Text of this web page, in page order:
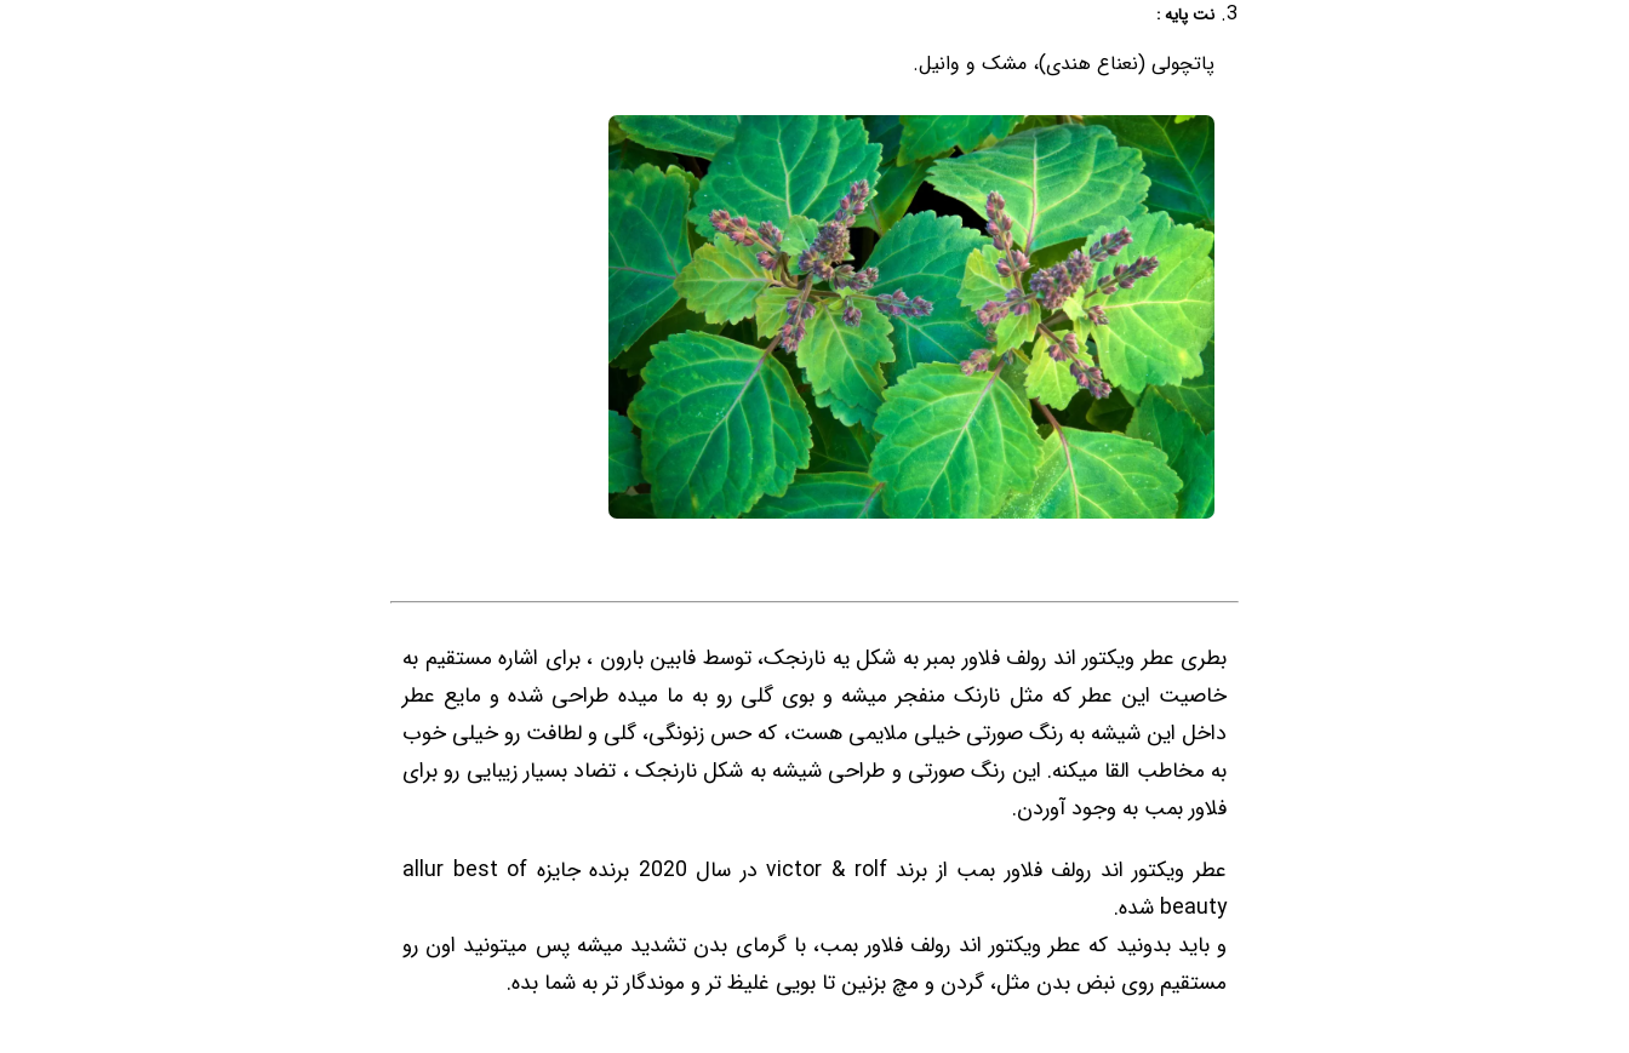
نت پایه :
پاتچولی (نعناع هندی)، مشک و وانیل.
بطری عطر ویکتور اند رولف فلاور بمبر به شکل یه نارنجک، توسط فابین بارون ، برای اشاره مستقیم به
خاصیت این عطر که مثل نارنک منفجر میشه و بوی گلی رو به ما میده طراحی شده و مایع عطر
داخل این شیشه به رنگ صورتی خیلی ملایمی هست، که حس زنونگی، گلی و لطافت رو خیلی خوب
به مخاطب القا میکنه. این رنگ صورتی و طراحی شیشه به شکل نارنجک ، تضاد بسیار زیبایی رو برای
فلاور بمب به وجود آوردن.
عطر ویکتور اند رولف فلاور بمب از برند victor & rolf در سال 2020 برنده جایزه allur best of
beauty شده.
و باید بدونید که عطر ویکتور اند رولف فلاور بمب، با گرمای بدن تشدید میشه پس میتونید اون رو
مستقیم روی نبض بدن مثل، گردن و مچ بزنین تا بویی غلیظ تر و موندگار تر به شما بده.